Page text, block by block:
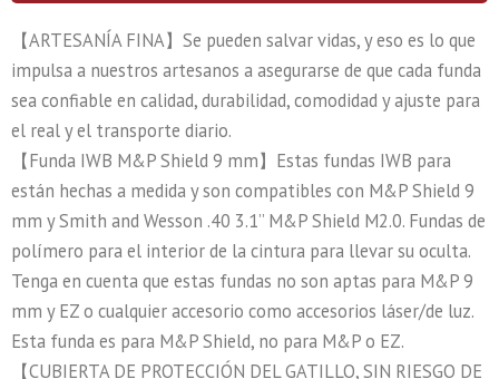
【ARTESANÍA FINA】Se pueden salvar vidas, y eso es lo que
impulsa a nuestros artesanos a asegurarse de que cada funda
sea confiable en calidad, durabilidad, comodidad y ajuste para
el real y el transporte diario.
【Funda IWB M&P Shield 9 mm】Estas fundas IWB para
están hechas a medida y son compatibles con M&P Shield 9
mm y Smith and Wesson .40 3.1” M&P Shield M2.0. Fundas de
polímero para el interior de la cintura para llevar su oculta.
Tenga en cuenta que estas fundas no son aptas para M&P 9
mm y EZ o cualquier accesorio como accesorios láser/de luz.
Esta funda es para M&P Shield, no para M&P o EZ.
【CUBIERTA DE PROTECCIÓN DEL GATILLO, SIN RIESGO DE